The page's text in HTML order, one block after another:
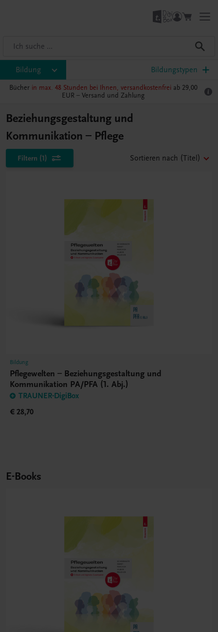
Bildung Bildungstypen
Bücher in max. 48 Stunden bei Ihnen, versandkostenfrei ab 29,00
EUR – Versand und Zahlung
Beziehungsgestaltung und
Kommunikation – Pflege
Filtern (1) Sortieren nach (Titel)
Bildung
Pflegewelten – Beziehungsgestaltung und
Kommunikation PA/PFA (1. Abj.)
TRAUNER-DigiBox
€ 28,70
E-Books